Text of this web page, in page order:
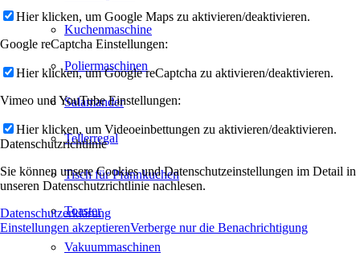
Kuchenmaschine
Poliermaschinen
Salamander
Tellerregal
Tisch für Pfannkuchen
Toaster
Vakuummaschinen
Hier klicken, um Google Maps zu aktivieren/deaktivieren.
Google reCaptcha Einstellungen:
Hier klicken, um Google reCaptcha zu aktivieren/deaktivieren.
Vimeo und YouTube Einstellungen:
Hier klicken, um Videoeinbettungen zu aktivieren/deaktivieren.
Datenschutzrichtlinie
Sie können unsere Cookies und Datenschutzeinstellungen im Detail in
unseren Datenschutzrichtlinie nachlesen.
Datenschutzerklärung
Einstellungen akzeptierenVerberge nur die Benachrichtigung